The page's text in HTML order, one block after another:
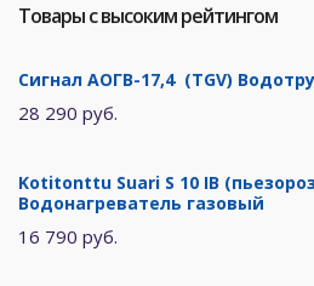
Товары с высоким рейтингом
Сигнал АОГВ-17,4 (TGV)
28 290 руб.
Kotitonttu Suari S 10 IB
Водонагреватель газовый
16 790 руб.